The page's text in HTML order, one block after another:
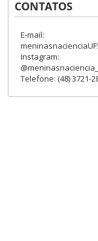
CONTATOS
E-mail:
Instagram:
Telefone: (48) 3721-